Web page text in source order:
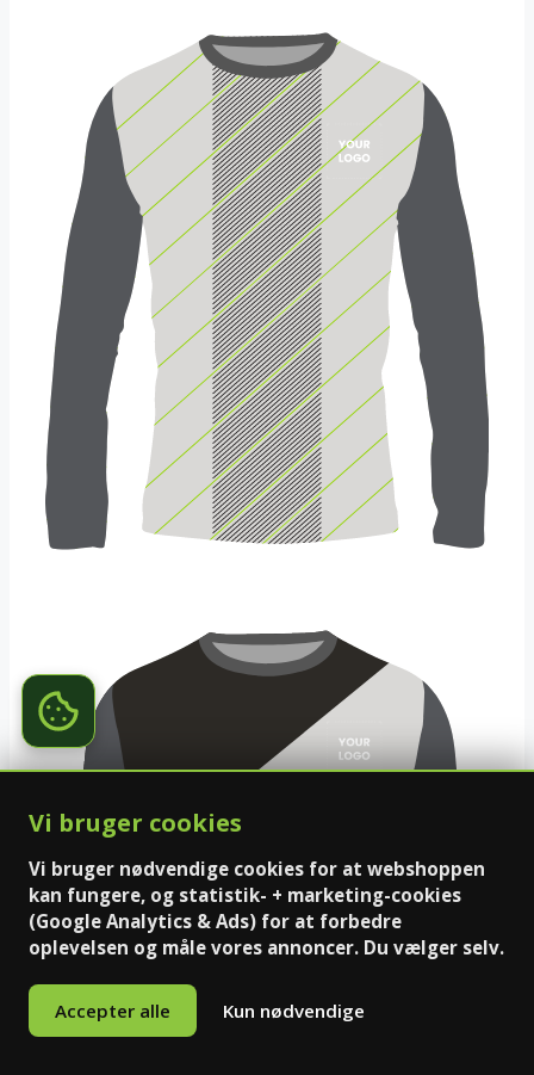
Vi bruger cookies
Vi bruger nødvendige cookies for at webshoppen
kan fungere, og statistik- + marketing-cookies
(Google Analytics & Ads) for at forbedre
oplevelsen og måle vores annoncer. Du vælger selv.
Accepter alle Kun nødvendige